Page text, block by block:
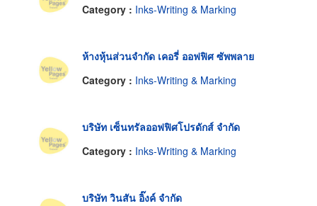
Category : Inks-Writing & Marking
ห้างหุ้นส่วนจำกัด เคอรี่ ออฟฟิศ ซัพพลาย
Category : Inks-Writing & Marking
บริษัท เซ็นทรัลออฟฟิศโปรดักส์ จำกัด
Category : Inks-Writing & Marking
บริษัท วินสัน อิ๊งค์ จำกัด